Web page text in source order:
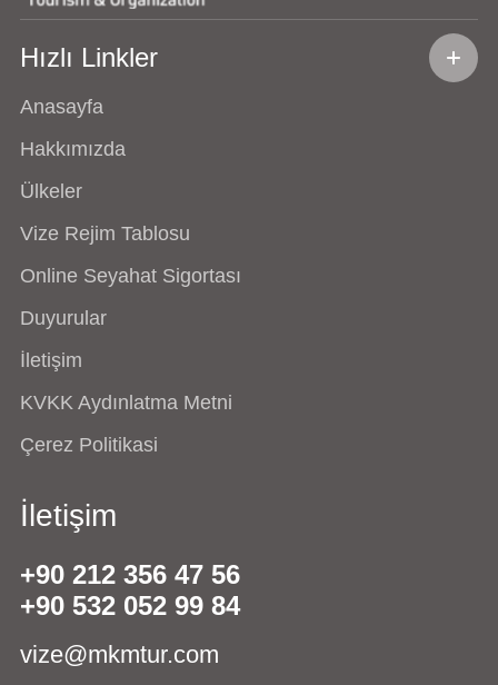
Hızlı Linkler
Anasayfa
Hakkımızda
Ülkeler
Vize Rejim Tablosu
Online Seyahat Sigortası
Duyurular
İletişim
KVKK Aydınlatma Metni
Çerez Politikasi
İletişim
+90 212 356 47 56
+90 532 052 99 84
vize@mkmtur.com